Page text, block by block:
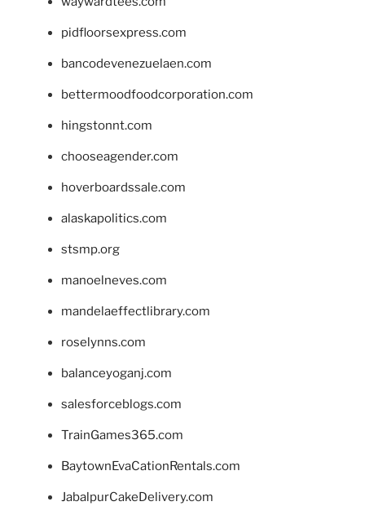
pidfloorsexpress.com
bancodevenezuelaen.com
bettermoodfoodcorporation.com
hingstonnt.com
chooseagender.com
hoverboardssale.com
alaskapolitics.com
stsmp.org
manoelneves.com
mandelaeffectlibrary.com
roselynns.com
balanceyoganj.com
salesforceblogs.com
TrainGames365.com
BaytownEvaCationRentals.com
JabalpurCakeDelivery.com